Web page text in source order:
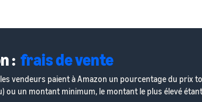
: frais de vente
vendeurs paient à Amazon un pourcentage du prix
ou un montant minimum, le montant le plus élevé